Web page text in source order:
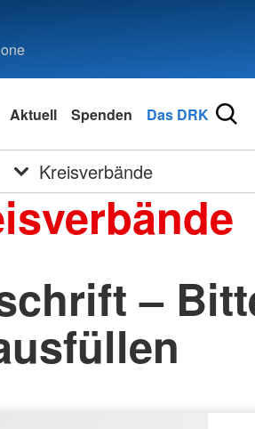
Aktuell Spenden Das DRK
Kreisverbände
–